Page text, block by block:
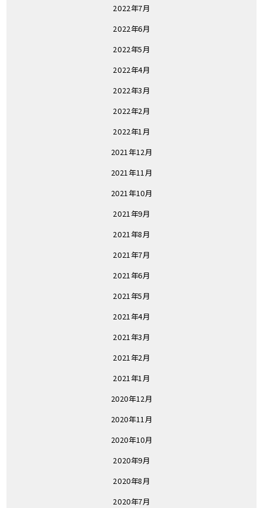
2022年7月
2022年6月
2022年5月
2022年4月
2022年3月
2022年2月
2022年1月
2021年12月
2021年11月
2021年10月
2021年9月
2021年8月
2021年7月
2021年6月
2021年5月
2021年4月
2021年3月
2021年2月
2021年1月
2020年12月
2020年11月
2020年10月
2020年9月
2020年8月
2020年7月